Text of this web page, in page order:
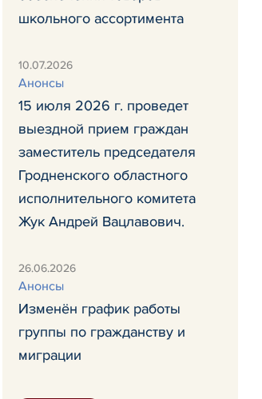
школьного ассортимента
10.07.2026
Анонсы
15 июля 2026 г. проведет
выездной прием граждан
заместитель председателя
Гродненского областного
исполнительного комитета
Жук Андрей Вацлавович.
26.06.2026
Анонсы
Изменён график работы
группы по гражданству и
миграции